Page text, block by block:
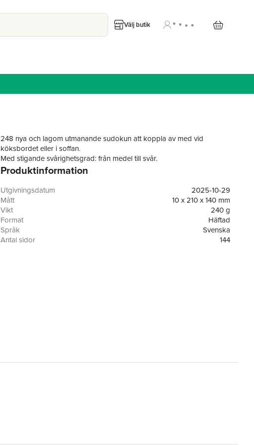
Välj butik
248 nya och lagom utmanande sudokun att koppla av med vid
köksbordet eller i soffan.
Med stigande svårighetsgrad: från medel till svår.
Produktinformation
Utgivningsdatum
2025-10-29
Mått
10 x 210 x 140 mm
Vikt
240 g
Format
Häftad
Språk
Svenska
Antal sidor
144